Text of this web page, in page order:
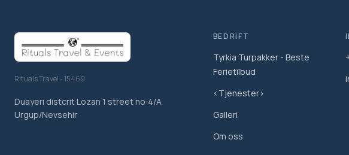
Rituals Travel - 15469
Duayeri distcrit Lozan 1 street no:4/A
Urgup/Nevsehir
BEDRIFT
Tyrkia Turpakker - Beste
Ferietilbud
<Tjenester>
Galleri
Om oss